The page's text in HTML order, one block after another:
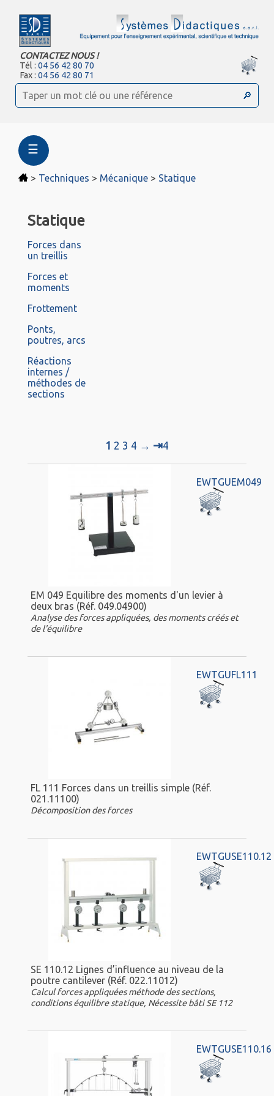
CONTACTEZ NOUS !
Tél :04 56 42 80 70
Fax :04 56 42 80 71
☰
> Techniques > Mécanique > Statique
Statique
Forces dans
un treillis
Forces et
moments
Frottement
Ponts,
poutres, arcs
Réactions
internes /
méthodes de
sections
1 2 3 4 → ⇥4
EWTGUEM049
EM 049 Equilibre des moments d'un levier à
deux bras (Réf. 049.04900)
Analyse des forces appliquées, des moments créés et
de l'équilibre
EWTGUFL111
FL 111 Forces dans un treillis simple (Réf.
021.11100)
Décomposition des forces
EWTGUSE110.12
SE 110.12 Lignes d’influence au niveau de la
poutre cantilever (Réf. 022.11012)
Calcul forces appliquées méthode des sections,
conditions équilibre statique, Nécessite bâti SE 112
EWTGUSE110.16